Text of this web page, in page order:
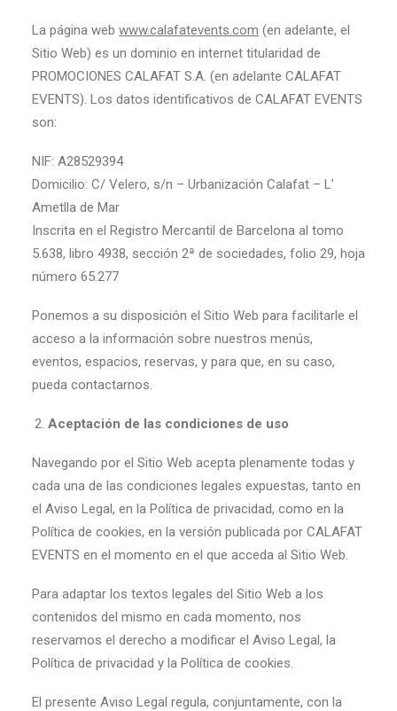
La página web www.calafatevents.com (en adelante, el
Sitio Web) es un dominio en internet titularidad de
PROMOCIONES CALAFAT S.A. (en adelante CALAFAT
EVENTS). Los datos identificativos de CALAFAT EVENTS
son:
NIF: A28529394
Domicilio: C/ Velero, s/n – Urbanización Calafat – L’
Ametlla de Mar
Inscrita en el Registro Mercantil de Barcelona al tomo
5.638, libro 4938, sección 2ª de sociedades, folio 29, hoja
número 65.277
Ponemos a su disposición el Sitio Web para facilitarle el
acceso a la información sobre nuestros menús,
eventos, espacios, reservas, y para que, en su caso,
pueda contactarnos.
Aceptación de las condiciones de uso
Navegando por el Sitio Web acepta plenamente todas y
cada una de las condiciones legales expuestas, tanto en
el Aviso Legal, en la Política de privacidad, como en la
Política de cookies, en la versión publicada por CALAFAT
EVENTS en el momento en el que acceda al Sitio Web.
Para adaptar los textos legales del Sitio Web a los
contenidos del mismo en cada momento, nos
reservamos el derecho a modificar el Aviso Legal, la
Política de privacidad y la Política de cookies.
El presente Aviso Legal regula, conjuntamente, con la